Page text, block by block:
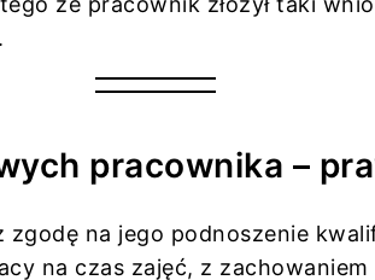
pracownika –
na jego podnoszenie
na czas zajęć, z